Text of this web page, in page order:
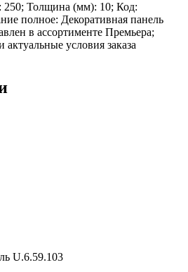
Толщина (мм): 10; Код:
полное: Декоративная панель
в ассортименте Премьера;
условия заказа
U.6.59.103